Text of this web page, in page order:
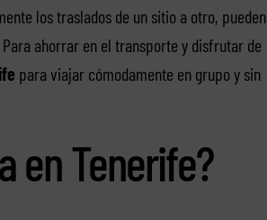
los traslados de un sitio a otro, pueden
ahorrar en el transporte y disfrutar de
para viajar cómodamente en grupo y sin
en Tenerife?